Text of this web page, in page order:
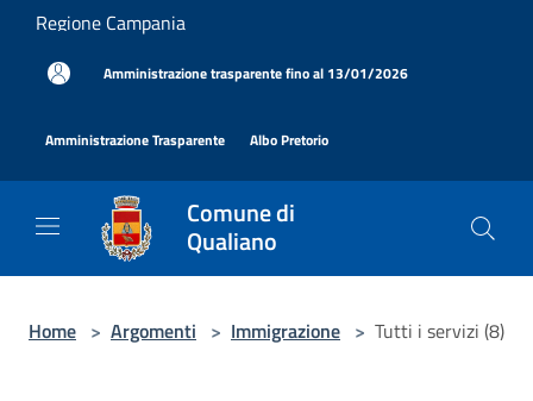
Salta al contenuto principale
Regione Campania
Amministrazione trasparente fino al 13/01/2026
Amministrazione Trasparente Albo Pretorio
Comune di
Qualiano
Home > Argomenti > Immigrazione > Tutti i servizi (8)